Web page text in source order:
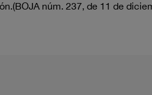
núm. 237, de 11 de